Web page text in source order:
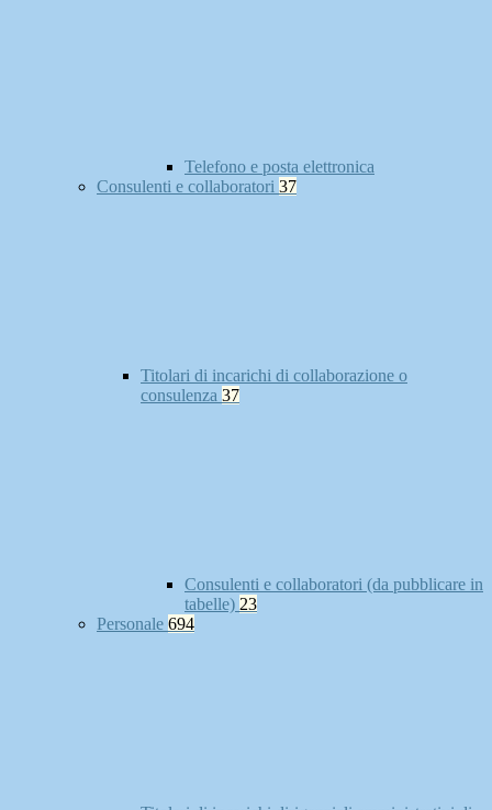
Telefono e posta elettronica
Consulenti e collaboratori 37
Titolari di incarichi di collaborazione o
consulenza 37
Consulenti e collaboratori (da pubblicare in
tabelle) 23
Personale 694